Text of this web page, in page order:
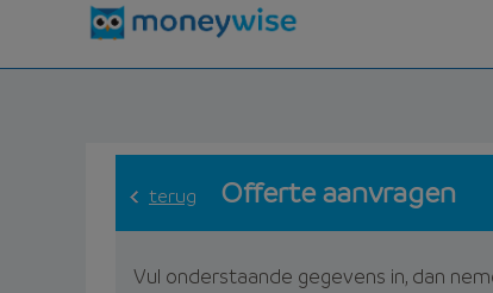
terug Offerte aanvragen
Vul onderstaande gegevens in, dan